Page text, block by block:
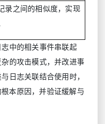
录之间的相似度，实现
中的相关事件串联起
的攻击模式，并改进事
日志关联结合使用时，
本原因，并验证缓解与